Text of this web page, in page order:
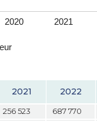
2020 2021
2021 2022
256 523 687 770